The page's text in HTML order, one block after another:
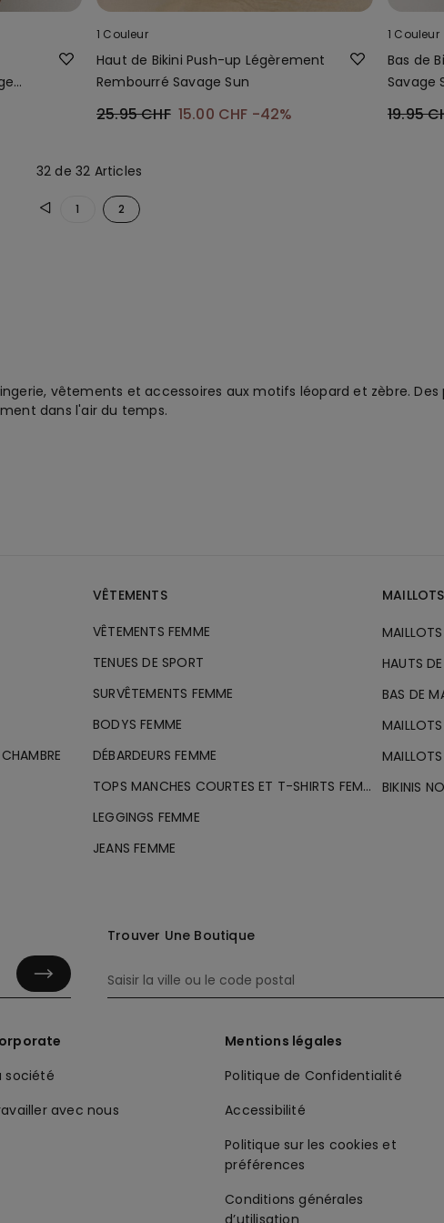
1 Couleur
Haut de Bikini Push-up Légèrement
Rembourré Savage Sun
25.95 CHF 15.00 CHF -42%
1 Couleur
Bas de
Savage
19.95
32 de 32 Articles
1 2
vêtements et accessoires aux motifs léopard et zèbre.
dans l'air du temps.
VÊTEMENTS
VÊTEMENTS FEMME
TENUES DE SPORT
SURVÊTEMENTS FEMME
BODYS FEMME
DÉBARDEURS FEMME
TOPS MANCHES COURTES ET T-SHIRTS FEMME
LEGGINGS FEMME
JEANS FEMME
HAUTS
BAS DE
MAILLOTS
BIKINIS
Trouver Une Boutique
société
avec nous
Mentions légales
Politique de Confidentialité
Accessibilité
Politique sur les cookies et
préférences
Conditions générales
d’utilisation